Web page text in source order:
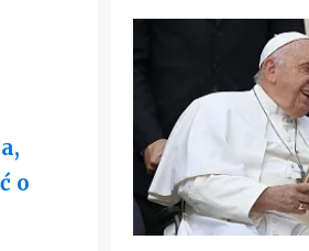
o
Bliskim Wschodzie